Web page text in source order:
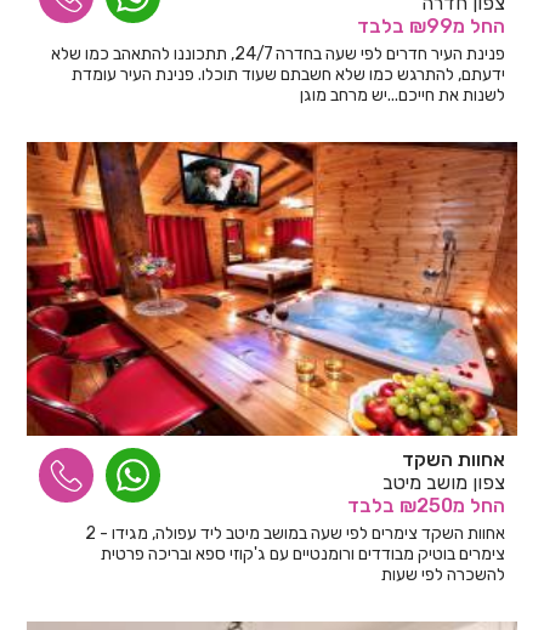
החל מ₪99 בלבד
פנינת העיר חדרים לפי שעה בחדרה 24/7, תתכוננו להתאהב כמו שלא
ידעתם, להתרגש כמו שלא חשבתם שעוד תוכלו. פנינת העיר עומדת
לשנות את חייכם...יש מרחב מוגן
אחוות השקד
צפון מושב מיטב
החל מ₪250 בלבד
אחוות השקד צימרים לפי שעה במושב מיטב ליד עפולה, מגידו - 2
צימרים בוטיק מבודדים ורומנטיים עם ג'קוזי ספא ובריכה פרטית
להשכרה לפי שעות